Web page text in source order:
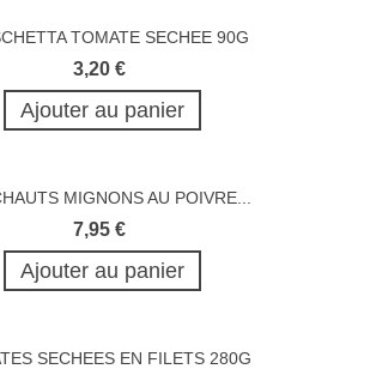
TOMATE SECHEE 90G
3,20 €
Ajouter au panier
MIGNONS AU POIVRE...
7,95 €
Ajouter au panier
SECHEES EN FILETS 280G